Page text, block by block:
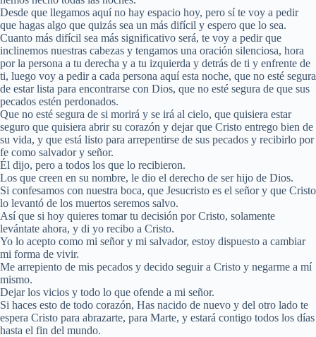
Desde que llegamos aquí no hay espacio hoy, pero sí te voy a pedir
que hagas algo que quizás sea un más difícil y espero que lo sea.
Cuanto más difícil sea más significativo será, te voy a pedir que
inclinemos nuestras cabezas y tengamos una oración silenciosa, hora
por la persona a tu derecha y a tu izquierda y detrás de ti y enfrente de
ti, luego voy a pedir a cada persona aquí esta noche, que no esté segura
de estar lista para encontrarse con Dios, que no esté segura de que sus
pecados estén perdonados.
Que no esté segura de si morirá y se irá al cielo, que quisiera estar
seguro que quisiera abrir su corazón y dejar que Cristo entrego bien de
su vida, y que está listo para arrepentirse de sus pecados y recibirlo por
fe como salvador y señor.
Él dijo, pero a todos los que lo recibieron.
Los que creen en su nombre, le dio el derecho de ser hijo de Dios.
Si confesamos con nuestra boca, que Jesucristo es el señor y que Cristo
lo levantó de los muertos seremos salvo.
Así que si hoy quieres tomar tu decisión por Cristo, solamente
levántate ahora, y di yo recibo a Cristo.
Yo lo acepto como mi señor y mi salvador, estoy dispuesto a cambiar
mi forma de vivir.
Me arrepiento de mis pecados y decido seguir a Cristo y negarme a mí
mismo.
Dejar los vicios y todo lo que ofende a mi señor.
Si haces esto de todo corazón, Has nacido de nuevo y del otro lado te
espera Cristo para abrazarte, para Marte, y estará contigo todos los días
hasta el fin del mundo.